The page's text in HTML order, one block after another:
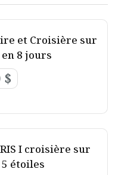
et luxe avec les
pour un voyage
Nil, à la découverte
modernes. Que vous
Caire ou de combiner
cette ville animée, les
vous offriront une
sur le Nil depuis Le
et Croisière sur
8 jours
$
I croisière sur
étoiles